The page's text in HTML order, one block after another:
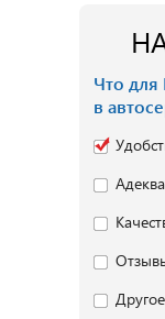
Что для
в
Другое